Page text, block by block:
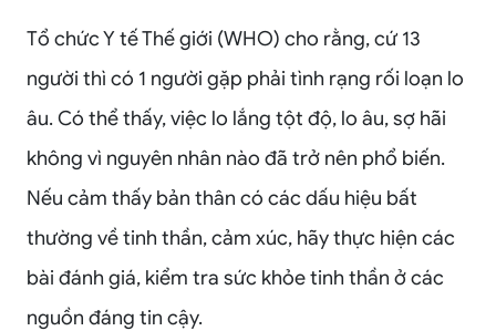
Tổ chức Y tế Thế giới (WHO) cho rằng, cứ 13
người thì có 1 người gặp phải tình rạng rối loạn lo
âu. Có thể thấy, việc lo lắng tột độ, lo âu, sợ hãi
không vì nguyên nhân nào đã trở nên phổ biến.
Nếu cảm thấy bản thân có các dấu hiệu bất
thường về tinh thần, cảm xúc, hãy thực hiện các
bài đánh giá, kiểm tra sức khỏe tinh thần ở các
nguồn đáng tin cậy.